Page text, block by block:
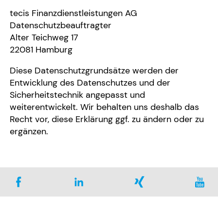
tecis Finanzdienstleistungen AG
Datenschutzbeauftragter
Alter Teichweg 17
22081 Hamburg
Diese Datenschutzgrundsätze werden der
Entwicklung des Datenschutzes und der
Sicherheitstechnik angepasst und
weiterentwickelt. Wir behalten uns deshalb das
Recht vor, diese Erklärung ggf. zu ändern oder zu
ergänzen.